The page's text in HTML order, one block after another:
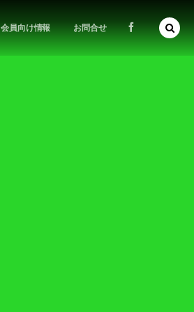
会員向け情報 お問合せ